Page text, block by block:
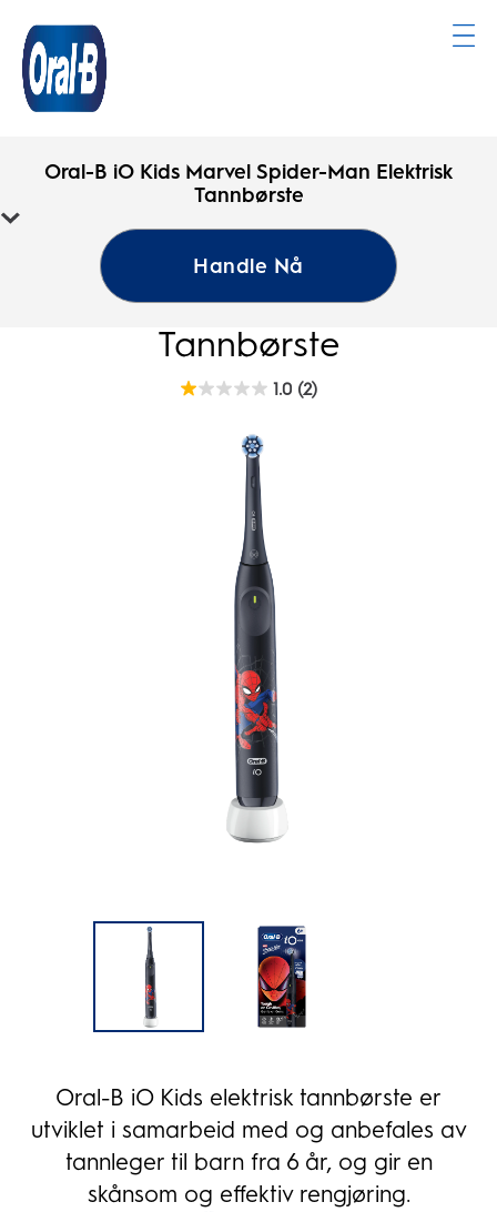
Hjemmeside
Oral-B iO Kids Marvel Spider-Man Elektrisk
Tannbørste
Handle Nå
Oral-B iO Kids Marvel
Spider-Man Elektrisk
Tannbørste
1.0 (2)
1.0
Oral-B iO Kids elektrisk tannbørste er
utviklet i samarbeid med og anbefales av
tannleger til barn fra 6 år, og gir en
skånsom og effektiv rengjøring.